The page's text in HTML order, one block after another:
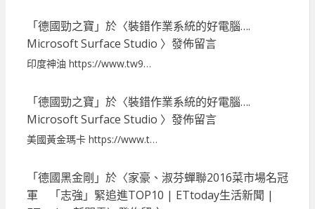
「德國勁之寶 」於〈裝錯作業系統的好電腦….
Microsoft Surface Studio 〉發佈留言
印度神油 https://www.tw9…
「德國勁之寶 」於〈裝錯作業系統的好電腦….
Microsoft Surface Studio 〉發佈留言
美國黃金瑪卡 https://www.t…
「德國黑金剛 」於〈家豪、淑芬蟬聯2016菜市場名冠
軍 「志強」緊追進TOP10 | ETtoday生活新聞 |